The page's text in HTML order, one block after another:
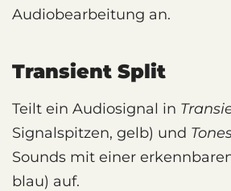
Audiobearbeitung an.
Transient Split
Teilt ein Audiosignal in
Signalspitzen, gelb) und
Sounds mit einer
blau) auf.